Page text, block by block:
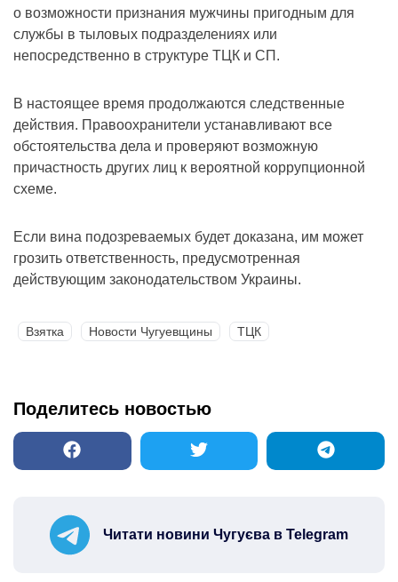
о возможности признания мужчины пригодным для
службы в тыловых подразделениях или
непосредственно в структуре ТЦК и СП.
В настоящее время продолжаются следственные
действия. Правоохранители устанавливают все
обстоятельства дела и проверяют возможную
причастность других лиц к вероятной коррупционной
схеме.
Если вина подозреваемых будет доказана, им может
грозить ответственность, предусмотренная
действующим законодательством Украины.
Взятка Новости Чугуевщины ТЦК
Поделитесь новостью
Читати новини Чугуєва в Telegram